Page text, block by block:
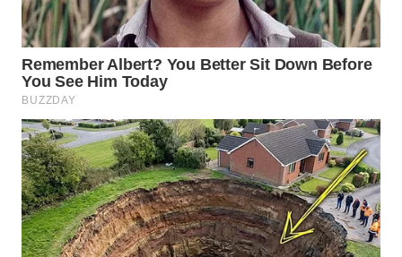
WN
NATUNA
WN
BINTAN
WN
MANDALIKA
WN
LIKUPANG